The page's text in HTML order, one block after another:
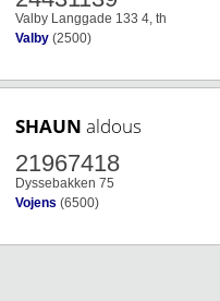
Valby Langgade 133 4, th
Valby (2500)
SHAUN aldous
21967418
Dyssebakken 75
Vojens (6500)